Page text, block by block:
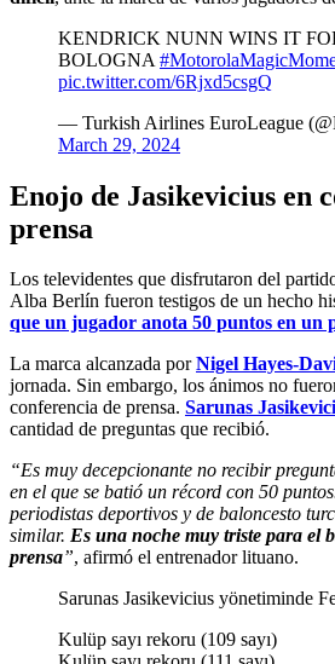
KENDRICK NUNN WINS IT
BOLOGNA
pic.twitter.com/6Rjxd5csgQ
— Turkish Airlines EuroLeague
March 29, 2024
Enojo de Jasikevicius en
prensa
Los televidentes que disfrutaron del
Alba Berlín fueron testigos de un hecho
que un jugador anota 50 puntos en un
La marca alcanzada porNigel Hayes-
jornada. Sin embargo, los ánimos no
conferencia de prensa. Sarunas
cantidad de preguntas que recibió.
“Es muy decepcionante no recibir
en el que se batió un récord con 50
periodistas deportivos y de baloncesto
similar. Es una noche muy triste para el
prensa”, afirmó el entrenador lituano.
Sarunas Jasikevicius yönetiminde
Kulüp sayı rekoru (109 sayı)